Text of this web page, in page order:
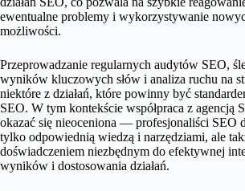
ewentualne problemy i wykorzystywanie
możliwości.
Przeprowadzanie regularnych audytów SEO,
wyników kluczowych słów i analiza ruchu na
niektóre z działań, które powinny być
SEO. W tym kontekście współpraca z agencją
okazać się nieoceniona — profesjonaliści SEO
tylko odpowiednią wiedzą i narzędziami, ale
doświadczeniem niezbędnym do efektywnej
wyników i dostosowania działań.